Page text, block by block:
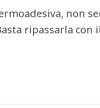
non
ripassarla